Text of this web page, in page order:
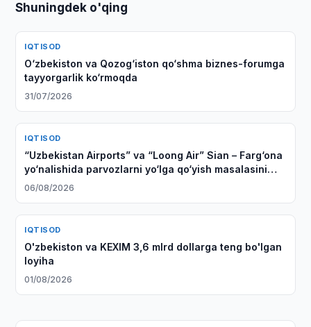
Shuningdek o'qing
IQTISOD
O‘zbekiston va Qozog‘iston qo‘shma biznes-forumga
tayyorgarlik ko‘rmoqda
31/07/2026
IQTISOD
“Uzbekistan Airports” va “Loong Air” Sian – Farg‘ona
yo‘nalishida parvozlarni yo‘lga qo‘yish masalasini
muhokama qildi
06/08/2026
IQTISOD
O'zbekiston va KEXIM 3,6 mlrd dollarga teng bo'lgan
loyiha
01/08/2026